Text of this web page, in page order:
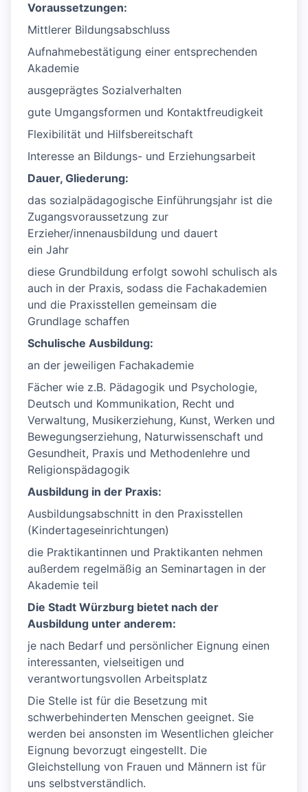
Voraussetzungen:
Mittlerer Bildungsabschluss
Aufnahmebestätigung einer entsprechenden
Akademie
ausgeprägtes Sozialverhalten
gute Umgangsformen und Kontaktfreudigkeit
Flexibilität und Hilfsbereitschaft
Interesse an Bildungs- und Erziehungsarbeit
Dauer, Gliederung:
das sozialpädagogische Einführungsjahr ist die
Zugangsvoraussetzung zur
Erzieher/innenausbildung und dauert
ein Jahr
diese Grundbildung erfolgt sowohl schulisch als
auch in der Praxis, sodass die Fachakademien
und die Praxisstellen gemeinsam die
Grundlage schaffen
Schulische Ausbildung:
an der jeweiligen Fachakademie
Fächer wie z.B. Pädagogik und Psychologie,
Deutsch und Kommunikation, Recht und
Verwaltung, Musikerziehung, Kunst, Werken und
Bewegungserziehung, Naturwissenschaft und
Gesundheit, Praxis und Methodenlehre und
Religionspädagogik
Ausbildung in der Praxis:
Ausbildungsabschnitt in den Praxisstellen
(Kindertageseinrichtungen)
die Praktikantinnen und Praktikanten nehmen
außerdem regelmäßig an Seminartagen in der
Akademie teil
Die Stadt Würzburg bietet nach der
Ausbildung unter anderem:
je nach Bedarf und persönlicher Eignung einen
interessanten, vielseitigen und
verantwortungsvollen Arbeitsplatz
Die Stelle ist für die Besetzung mit
schwerbehinderten Menschen geeignet. Sie
werden bei ansonsten im Wesentlichen gleicher
Eignung bevorzugt eingestellt. Die
Gleichstellung von Frauen und Männern ist für
uns selbstverständlich.